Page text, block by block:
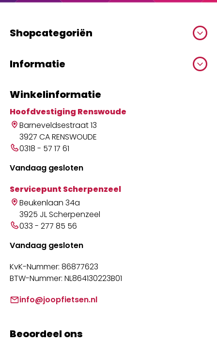
Shopcategoriën
Informatie
Winkelinformatie
Hoofdvestiging Renswoude
Barneveldsestraat 13
3927 CA RENSWOUDE
0318 - 57 17 61
Vandaag gesloten
Servicepunt Scherpenzeel
Beukenlaan 34a
3925 JL Scherpenzeel
033 - 277 85 56
Vandaag gesloten
KvK-Nummer: 86877623
BTW-Nummer: NL864130223B01
info@joopfietsen.nl
Beoordeel ons